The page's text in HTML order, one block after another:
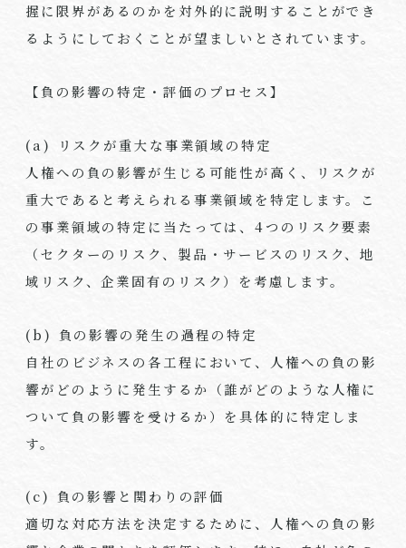
握に限界があるのかを対外的に説明することができ
るようにしておくことが望ましいとされています。
【負の影響の特定・評価のプロセス】
(a) リスクが重大な事業領域の特定
人権への負の影響が生じる可能性が高く、リスクが
重大であると考えられる事業領域を特定します。こ
の事業領域の特定に当たっては、4つのリスク要素
（セクターのリスク、製品・サービスのリスク、地
域リスク、企業固有のリスク）を考慮します。
(b) 負の影響の発生の過程の特定
自社のビジネスの各工程において、人権への負の影
響がどのように発生するか（誰がどのような人権に
ついて負の影響を受けるか）を具体的に特定しま
す。
(c) 負の影響と関わりの評価
適切な対応方法を決定するために、人権への負の影